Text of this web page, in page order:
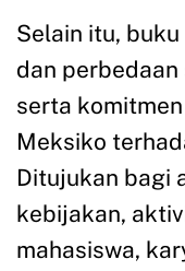
Selain itu,
dan
serta
Meksiko
Ditujukan bagi
kebijakan,
mahasiswa,